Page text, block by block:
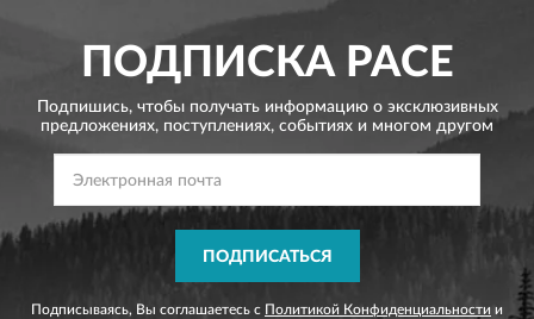
ПОДПИСКАPACE
Подпишись, чтобы получать информацию о эксклюзивных
предложениях, поступлениях, событиях и многом другом
ПОДПИСАТЬСЯ
Подписываясь, Вы соглашаетесь с Политикой Конфиденциальности и